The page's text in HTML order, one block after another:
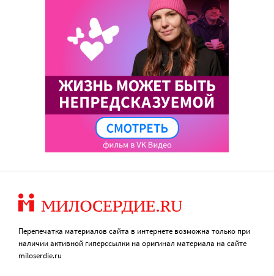
Перепечатка материалов сайта в интернете возможна только при
наличии активной гиперссылки на оригинал материала на сайте
miloserdie.ru